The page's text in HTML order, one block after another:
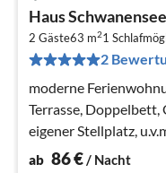
Haus
2 Gäste63 m21
2
moderne
Terrasse, Doppelbett,
eigener Stellplatz,
ab 86€/ Nacht